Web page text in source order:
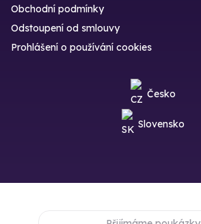
Obchodní podmínky
Odstoupení od smlouvy
Prohlášení o používání cookies
Česko
Slovensko